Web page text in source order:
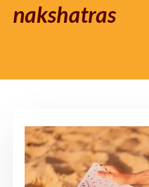
nakshatras